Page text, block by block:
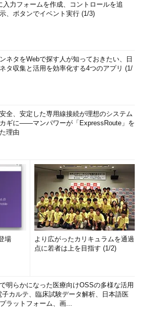
入力フォームを作成、コントロールを追
、ボタンでイベント実行 (1/3)
ネタをWebで探す人が知っておきたい、日
タ収集と活用を効率化する4つのアプリ (1/
全、安定した専用線接続が理想のシステム
ギに――マンパワーが「ExpressRoute」を
理由
場
より広がったカリキュラムを通過
点に若者は上を目指す (1/2)
明らかになった医療向けOSSの多様な活用
カルテ、臨床試験データ解析、日本語医
ラットフォーム、画...